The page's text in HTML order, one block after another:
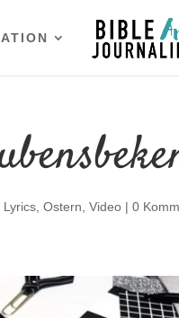
Lyrics,Ostern,Video |0